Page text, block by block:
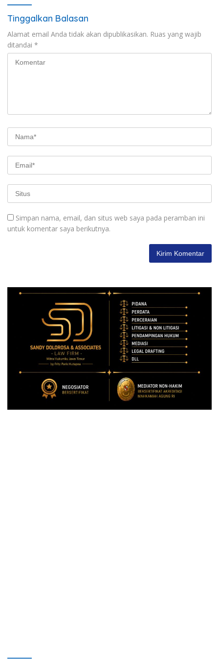
Tinggalkan Balasan
Alamat email Anda tidak akan dipublikasikan. Ruas yang wajib
ditandai *
Simpan nama, email, dan situs web saya pada peramban ini
untuk komentar saya berikutnya.